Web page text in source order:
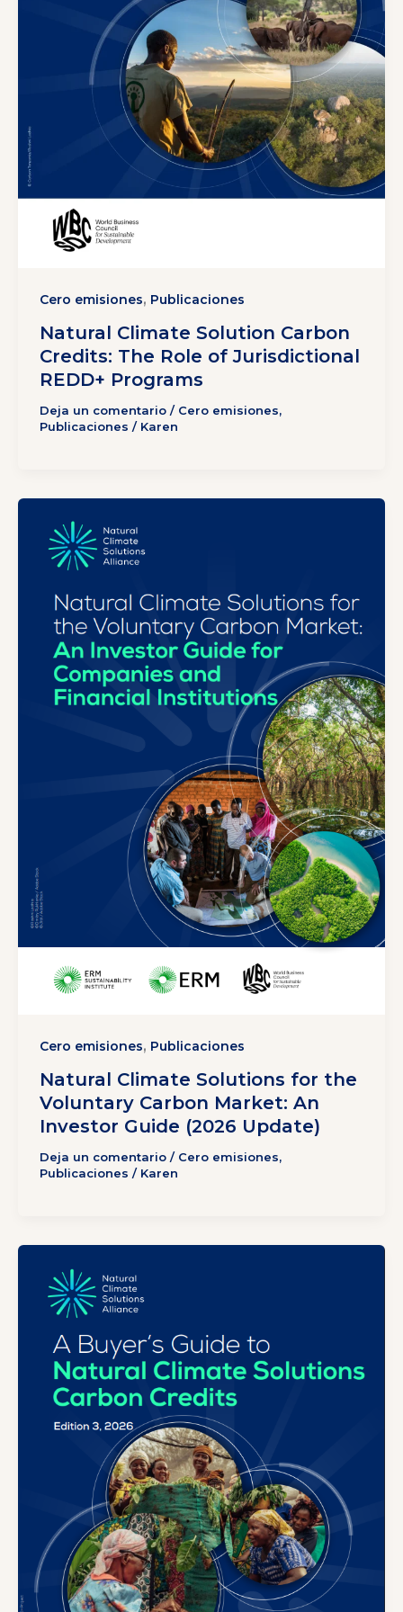
Cero emisiones, Publicaciones
Natural Climate Solution Carbon
Credits: The Role of Jurisdictional
REDD+ Programs
Deja un comentario / Cero emisiones,
Publicaciones / Karen
Cero emisiones, Publicaciones
Natural Climate Solutions for the
Voluntary Carbon Market: An
Investor Guide (2026 Update)
Deja un comentario / Cero emisiones,
Publicaciones / Karen